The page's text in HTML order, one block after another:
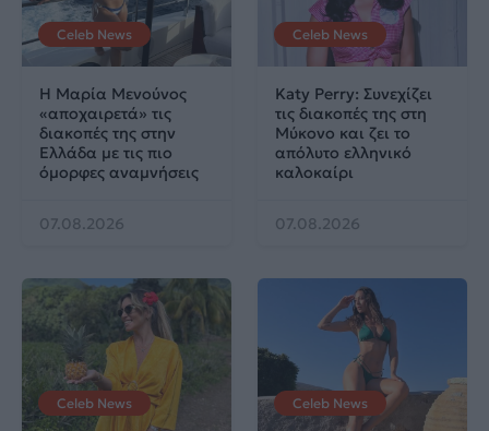
Celeb News
Η Μαρία Μενούνος
«αποχαιρετά» τις
διακοπές της στην
Ελλάδα με τις πιο
όμορφες αναμνήσεις
07.08.2026
Celeb News
Katy Perry: Συνεχίζει
τις διακοπές της στη
Μύκονο και ζει το
απόλυτο ελληνικό
καλοκαίρι
07.08.2026
Celeb News Celeb News